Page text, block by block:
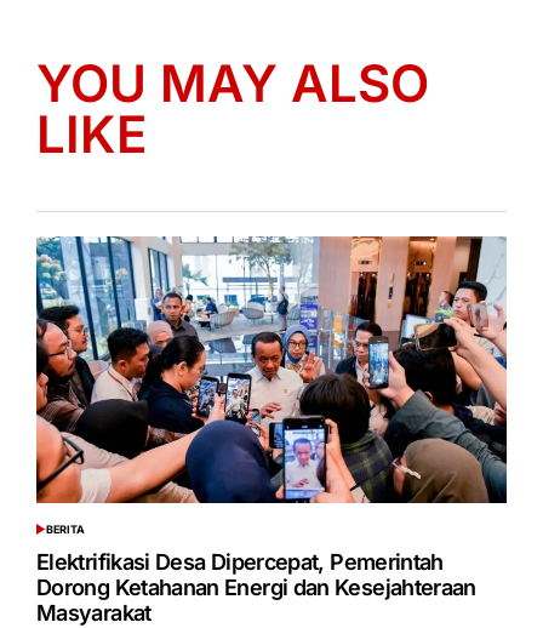
YOU MAY ALSO
LIKE
POSTED
IN
BERITA
Elektrifikasi Desa Dipercepat, Pemerintah
Dorong Ketahanan Energi dan Kesejahteraan
Masyarakat